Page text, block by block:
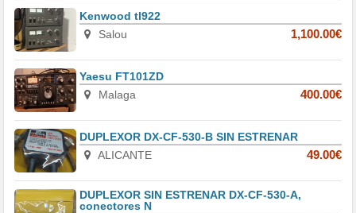
Kenwood tl922
Salou
1,100.00€
Yaesu FT101ZD
Malaga
400.00€
DUPLEXOR DX-CF-530-B SIN ESTRENAR
ALICANTE
49.00€
DUPLEXOR SIN ESTRENAR DX-CF-530-A,
conectores N